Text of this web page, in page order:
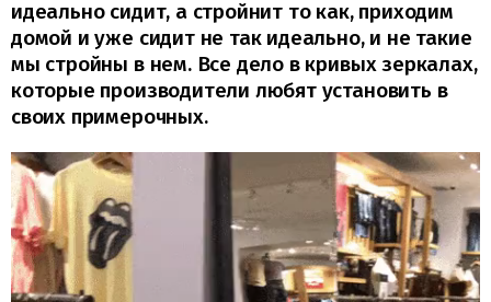
идеально сидит, а стройнит то как, приходим
домой и уже сидит не так идеально, и не такие
мы стройны в нем. Все дело в кривых зеркалах,
которые производители любят установить в
своих примерочных.
В
и
д
е
о
п